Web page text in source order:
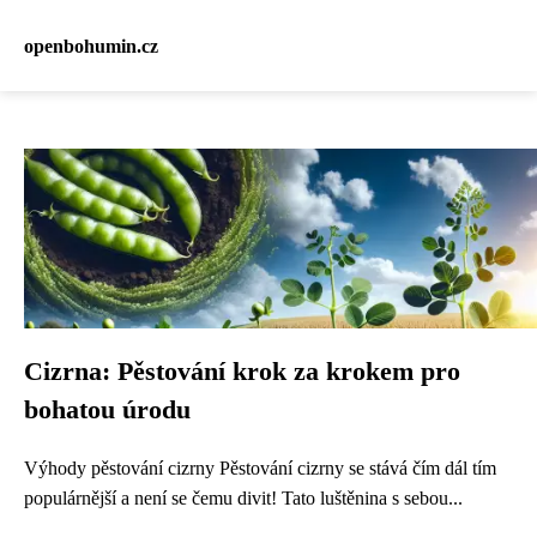
openbohumin.cz
Cizrna: Pěstování krok za krokem pro
bohatou úrodu
Výhody pěstování cizrny Pěstování cizrny se stává čím dál tím
populárnější a není se čemu divit! Tato luštěnina s sebou...